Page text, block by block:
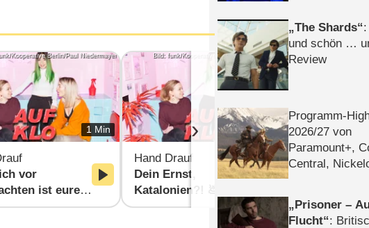
Kooperative Berlin/Paul Niedermayer
1 Min
vor
ist eure
zurück:
Bild: funk/Kooperative Berlin/Paul Niedermayer
2 Min
Hand Drauf
Dein Ernst,
Katalonien?! 💩
Hand Drauf
könnt?
›
The Shards
und schön …
Review
Programm-
2026/​27 von
Paramount+,
Central,
Prisoner –
Flucht :